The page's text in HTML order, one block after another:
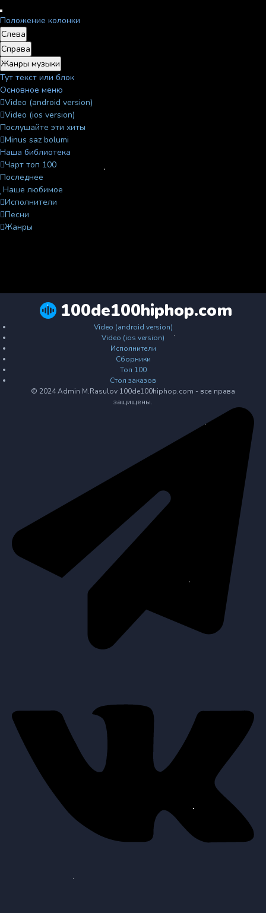
Положение колонки
Слева
Справа
Жанры музыки
Тут текст или блок
Основное меню
Video (android version)
Video (ios version)
Послушайте эти хиты
Minus saz bolumi
Наша библиотека
Чарт топ 100
Последнее
Наше любимое
Исполнители
Песни
Жанры
100de100hiphop.com
Video (android version)
Video (ios version)
Исполнители
Сборники
Топ 100
Стол заказов
© 2024 Admin M.Rasulov 100de100hiphop.com - все права
защищены.